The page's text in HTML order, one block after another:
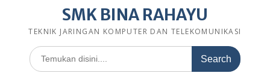
SMK BINA RAHAYU
TEKNIK JARINGAN KOMPUTER DAN TELEKOMUNIKASI
Search
for: